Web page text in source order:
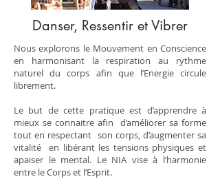
Danser, Ressentir et Vibrer
Nous explorons le Mouvement en Conscience
en harmonisant la respiration au rythme
naturel du corps afin que l’Energie circule
librement.
Le but de cette pratique est d’apprendre à
mieux se connaitre afin d’améliorer sa forme
tout en respectant son corps, d’augmenter sa
vitalité en libérant les tensions physiques et
apaiser le mental. Le NIA vise à l’harmonie
entre le Corps et l’Esprit.